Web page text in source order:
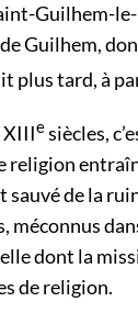
Guilhem-
Guilhem,
plus tard, à
XIIIesiècles,
religion
sauvé de la
méconnus
dont la
de religion.